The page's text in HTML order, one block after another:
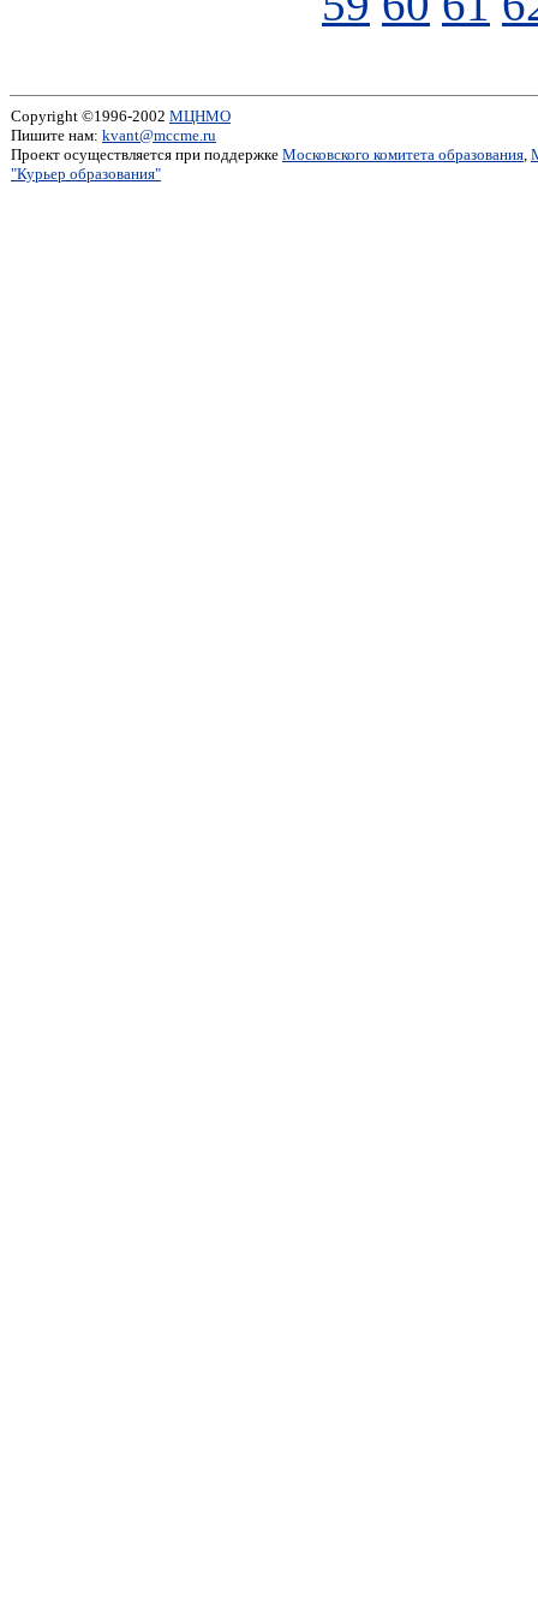
Copyright ©1996-2002 МЦНМО
Пишите нам: kvant@mccme.ru
Проект осуществляется при поддержке Московского комитета образования,
"Курьер образования"